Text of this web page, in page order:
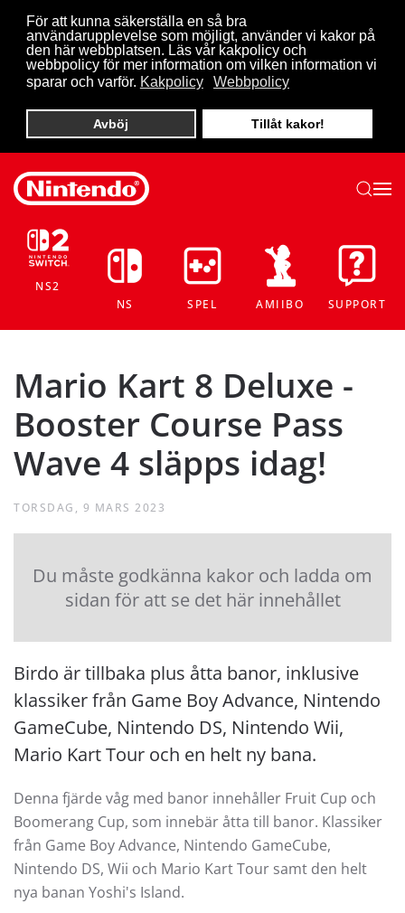
För att kunna säkerställa en så bra
användarupplevelse som möjligt, använder vi kakor på
den här webbplatsen. Läs vår kakpolicy och
webbpolicy för mer information om vilken information vi
sparar och varför. Kakpolicy Webbpolicy
Avböj Tillåt kakor!
Skip to main content
NS2
NS
SPEL AMIIBO SUPPORT
Mario Kart 8 Deluxe -
Booster Course Pass
Wave 4 släpps idag!
TORSDAG, 9 MARS 2023
Du måste godkänna kakor och ladda om
sidan för att se det här innehållet
Birdo är tillbaka plus åtta banor, inklusive
klassiker från Game Boy Advance, Nintendo
GameCube, Nintendo DS, Nintendo Wii,
Mario Kart Tour och en helt ny bana.
Denna fjärde våg med banor innehåller Fruit Cup och
Boomerang Cup, som innebär åtta till banor. Klassiker
från Game Boy Advance, Nintendo GameCube,
Nintendo DS, Wii och Mario Kart Tour samt den helt
nya banan Yoshi's Island.